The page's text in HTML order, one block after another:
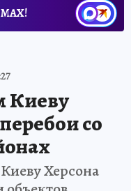
Киеву
со
Херсона